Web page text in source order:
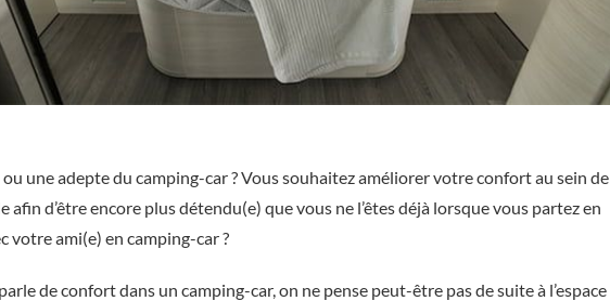
une adepte du camping-car ? Vous souhaitez améliorer votre confort au sein de
afin d’être encore plus détendu(e) que vous ne l’êtes déjà lorsque vous partez en
votre ami(e) en camping-car ?
de confort dans un camping-car, on ne pense peut-être pas de suite à l’espace